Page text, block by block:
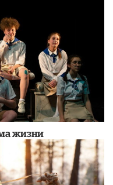
жизни